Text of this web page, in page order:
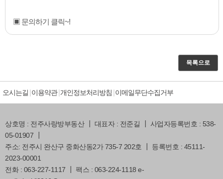
▣ 문의하기 클릭~!
목록으로
오시는길 이용약관 개인정보처리방침 이메일무단수집거부
상호명 : 전주사랑방부동산 ┃ 대표자 : 전준길 ┃ 사업자등록번호 : 538-
05-01907 ┃
주소: 전주시 완산구 중화산동2가 735-7 202호 ┃ 등록번호 : 45111-
2023-00001
전화 : 063-227-1117 ┃ 팩스 : 063-224-1118 e-